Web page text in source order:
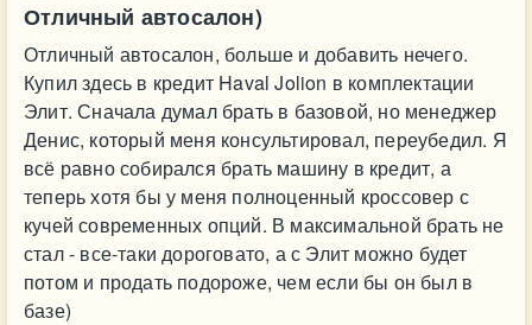
Отличный автосалон)
Отличный автосалон, больше и добавить нечего.
Купил здесь в кредит Haval Jolion в комплектации
Элит. Сначала думал брать в базовой, но менеджер
Денис, который меня консультировал, переубедил. Я
всё равно собирался брать машину в кредит, а
теперь хотя бы у меня полноценный кроссовер с
кучей современных опций. В максимальной брать не
стал - все-таки дороговато, а с Элит можно будет
потом и продать подороже, чем если бы он был в
базе)